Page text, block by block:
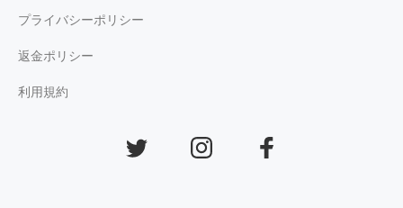
プライバシーポリシー
返金ポリシー
利用規約